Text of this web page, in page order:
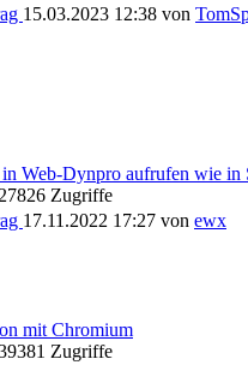
15.03.2023 12:38 von
in Web-Dynpro aufrufen wie in
Zugriffe
17.11.2022 17:27 von ewx
mit Chromium
Zugriffe